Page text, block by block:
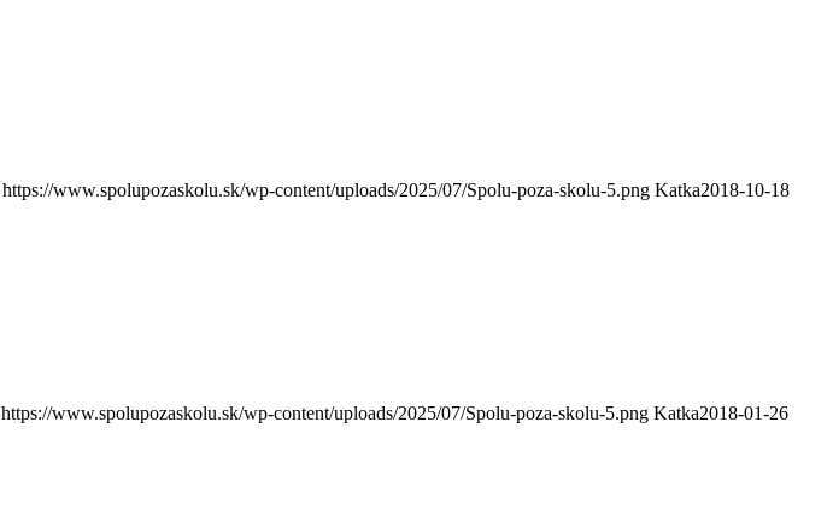
https://www.spolupozaskolu.sk/wp-content/uploads/2025/07/Spolu-poza-skolu-5.png Katka2018-10-18
https://www.spolupozaskolu.sk/wp-content/uploads/2025/07/Spolu-poza-skolu-5.png Katka2018-01-26